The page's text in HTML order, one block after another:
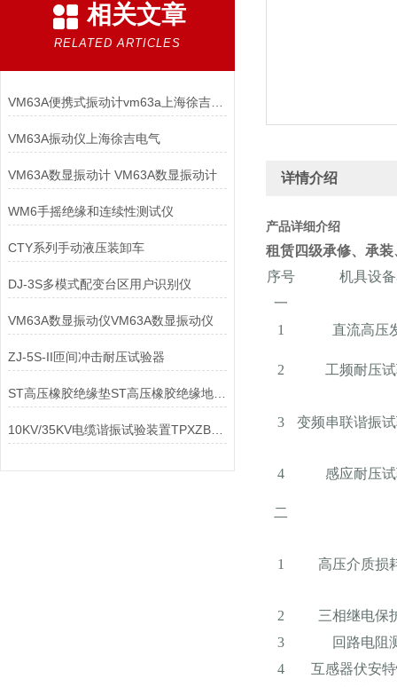
相关文章
RELATED ARTICLES
VM63A便携式振动计vm63a上海徐吉电气
VM63A振动仪上海徐吉电气
VM63A数显振动计 VM63A数显振动计
WM6手摇绝缘和连续性测试仪
CTY系列手动液压装卸车
DJ-3S多模式配变台区用户识别仪
VM63A数显振动仪VM63A数显振动仪
ZJ-5S-II匝间冲击耐压试验器
ST高压橡胶绝缘垫ST高压橡胶绝缘地毯ST低压绝缘橡胶板
10KV/35KV电缆谐振试验装置TPXZB电缆谐振试验装置
详情介绍
产品详细介绍
租赁四级承修、承
序号
机具设
一
1
直流高压
2 工频耐压
3 变频串联谐振
4 感应耐压
二
1 高压介质损
2
三相继电保
3
回路电阻
4
互感器伏安